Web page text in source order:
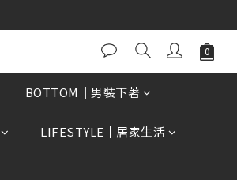
BOTTOM┃男裝下著
LIFESTYLE┃居家生活
立即購買